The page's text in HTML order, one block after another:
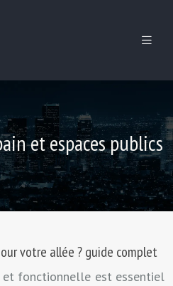
et espaces publics
votre allée ? guide complet
et fonctionnelle est essentiel